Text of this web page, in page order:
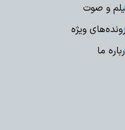
و صوت
ویژه
ما